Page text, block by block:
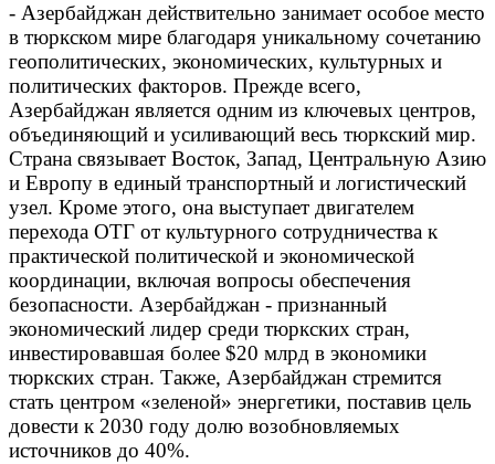
- Азербайджан действительно занимает особое место
в тюркском мире благодаря уникальному сочетанию
геополитических, экономических, культурных и
политических факторов. Прежде всего,
Азербайджан является одним из ключевых центров,
объединяющий и усиливающий весь тюркский мир.
Страна связывает Восток, Запад, Центральную Азию
и Европу в единый транспортный и логистический
узел. Кроме этого, она выступает двигателем
перехода ОТГ от культурного сотрудничества к
практической политической и экономической
координации, включая вопросы обеспечения
безопасности. Азербайджан - признанный
экономический лидер среди тюркских стран,
инвестировавшая более $20 млрд в экономики
тюркских стран. Также, Азербайджан стремится
стать центром «зеленой» энергетики, поставив цель
довести к 2030 году долю возобновляемых
источников до 40%.